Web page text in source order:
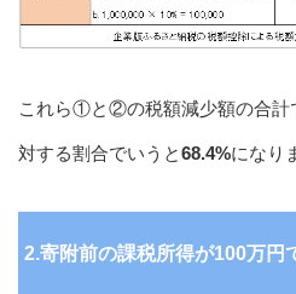
これら①と②の税額減少額の合計
対する割合でいうと68.4%になり
2.寄附前の課税所得が100万円